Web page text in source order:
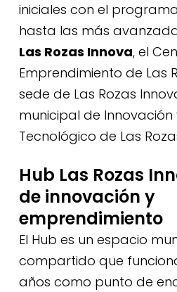
iniciales con el
hasta las más
Las Rozas Innova, el
Emprendimiento de Las
sede de Las Rozas
municipal de Innovación
Tecnológico de Las
Hub Las Rozas
de innovación y
emprendimiento
El Hub es un espacio
compartido que
años como punto de